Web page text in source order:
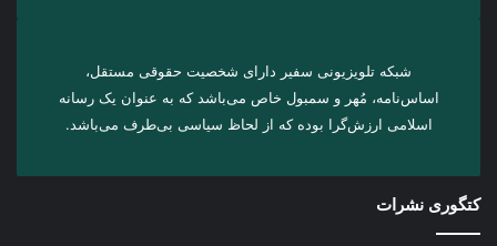
شبکه تلویزیونی سفیر دارای شخصیت حقوقی مستقل،
اساس‌نامه، مُهر و سمبول خاص می‌باشد که به عنوان یک رسانه
اسلامی ارزش‌گرا بوده که از لحاظ سیاسی بی‌طرف می‌باشد.
کتگوری نشرات